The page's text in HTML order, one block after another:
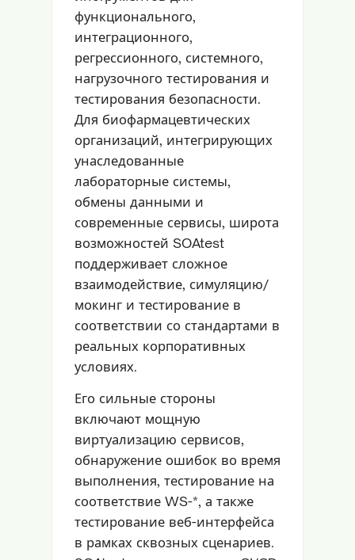
функционального,
интеграционного,
регрессионного, системного,
нагрузочного тестирования и
тестирования безопасности.
Для биофармацевтических
организаций, интегрирующих
унаследованные
лабораторные системы,
обмены данными и
современные сервисы, широта
возможностей SOAtest
поддерживает сложное
взаимодействие, симуляцию/
мокинг и тестирование в
соответствии со стандартами в
реальных корпоративных
условиях.
Его сильные стороны
включают мощную
виртуализацию сервисов,
обнаружение ошибок во время
выполнения, тестирование на
соответствие WS-*, а также
тестирование веб-интерфейса
в рамках сквозных сценариев.